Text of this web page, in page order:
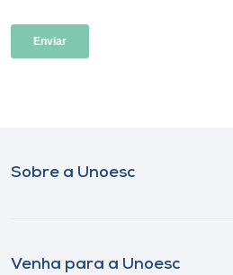
Sobre a Unoesc
Venha para a Unoesc